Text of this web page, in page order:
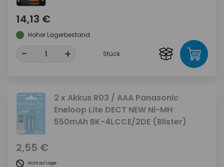
14,13 €
Hoher Lagerbestand
- + Stück
2 x Akkus R03 / AAA Panasonic
Eneloop Lite DECT NEW Ni-MH
550mAh BK-4LCCE/2DE (Blister)
2,55 €
Nicht auf Lager